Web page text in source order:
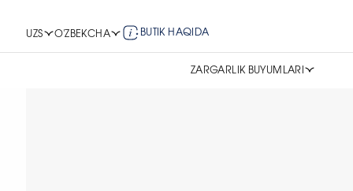
UZS O'ZBEKCHA BUTIK HAQIDA
ZARGARLIK BUYUMLARI